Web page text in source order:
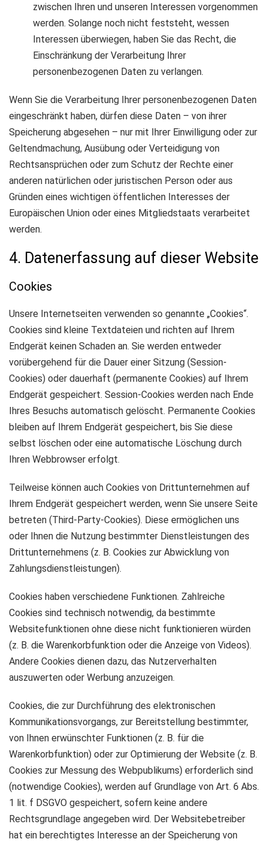
zwischen Ihren und unseren Interessen vorgenommen
werden. Solange noch nicht feststeht, wessen
Interessen überwiegen, haben Sie das Recht, die
Einschränkung der Verarbeitung Ihrer
personenbezogenen Daten zu verlangen.
Wenn Sie die Verarbeitung Ihrer personenbezogenen Daten
eingeschränkt haben, dürfen diese Daten – von ihrer
Speicherung abgesehen – nur mit Ihrer Einwilligung oder zur
Geltendmachung, Ausübung oder Verteidigung von
Rechtsansprüchen oder zum Schutz der Rechte einer
anderen natürlichen oder juristischen Person oder aus
Gründen eines wichtigen öffentlichen Interesses der
Europäischen Union oder eines Mitgliedstaats verarbeitet
werden.
4. Datenerfassung auf dieser Website
Cookies
Unsere Internetseiten verwenden so genannte „Cookies“.
Cookies sind kleine Textdateien und richten auf Ihrem
Endgerät keinen Schaden an. Sie werden entweder
vorübergehend für die Dauer einer Sitzung (Session-
Cookies) oder dauerhaft (permanente Cookies) auf Ihrem
Endgerät gespeichert. Session-Cookies werden nach Ende
Ihres Besuchs automatisch gelöscht. Permanente Cookies
bleiben auf Ihrem Endgerät gespeichert, bis Sie diese
selbst löschen oder eine automatische Löschung durch
Ihren Webbrowser erfolgt.
Teilweise können auch Cookies von Drittunternehmen auf
Ihrem Endgerät gespeichert werden, wenn Sie unsere Seite
betreten (Third-Party-Cookies). Diese ermöglichen uns
oder Ihnen die Nutzung bestimmter Dienstleistungen des
Drittunternehmens (z. B. Cookies zur Abwicklung von
Zahlungsdienstleistungen).
Cookies haben verschiedene Funktionen. Zahlreiche
Cookies sind technisch notwendig, da bestimmte
Websitefunktionen ohne diese nicht funktionieren würden
(z. B. die Warenkorbfunktion oder die Anzeige von Videos).
Andere Cookies dienen dazu, das Nutzerverhalten
auszuwerten oder Werbung anzuzeigen.
Cookies, die zur Durchführung des elektronischen
Kommunikationsvorgangs, zur Bereitstellung bestimmter,
von Ihnen erwünschter Funktionen (z. B. für die
Warenkorbfunktion) oder zur Optimierung der Website (z. B.
Cookies zur Messung des Webpublikums) erforderlich sind
(notwendige Cookies), werden auf Grundlage von Art. 6 Abs.
1 lit. f DSGVO gespeichert, sofern keine andere
Rechtsgrundlage angegeben wird. Der Websitebetreiber
hat ein berechtigtes Interesse an der Speicherung von